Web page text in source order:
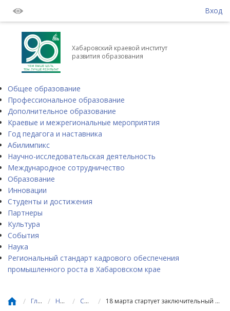
Вход
Хабаровский краевой институт
развития образования
Общее образование
Профессиональное образование
Дополнительное образование
Краевые и межрегиональные мероприятия
Год педагога и наставника
Абилимпикс
Научно-исследовательская деятельность
Международное сотрудничество
Образование
Инновации
Студенты и достижения
Партнеры
Культура
События
Наука
Региональный стандарт кадрового обеспечения
промышленного роста в Хабаровском крае
/ Главная / Новости / События / 18 марта стартует заключительный этап всероссийской олимпиады школьников